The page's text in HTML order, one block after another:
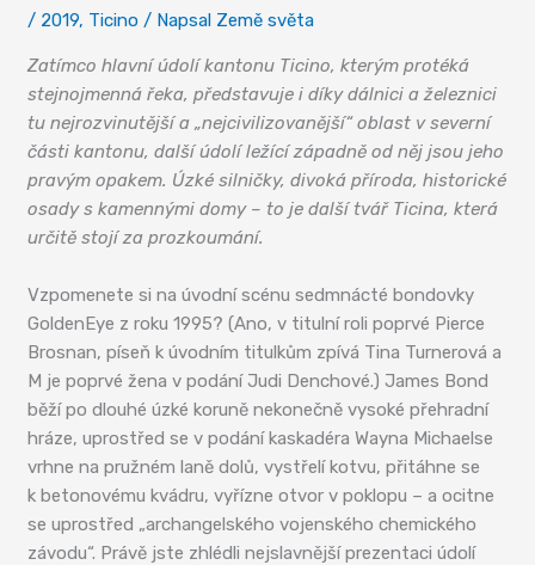
/ 2019, Ticino / Napsal Země světa
Zatímco hlavní údolí kantonu Ticino, kterým protéká
stejnojmenná řeka, představuje i díky dálnici a železnici
tu nejrozvinutější a „nejcivilizovanější“ oblast v severní
části kantonu, další údolí ležící západně od něj jsou jeho
pravým opakem. Úzké silničky, divoká příroda, historické
osady s kamennými domy – to je další tvář Ticina, která
určitě stojí za prozkoumání.
Vzpomenete si na úvodní scénu sedmnácté bondovky
GoldenEye z roku 1995? (Ano, v titulní roli poprvé Pierce
Brosnan, píseň k úvodním titulkům zpívá Tina Turnerová a
M je poprvé žena v podání Judi Denchové.) James Bond
běží po dlouhé úzké koruně nekonečně vysoké přehradní
hráze, uprostřed se v podání kaskadéra Wayna Michaelse
vrhne na pružném laně dolů, vystřelí kotvu, přitáhne se
k betonovému kvádru, vyřízne otvor v poklopu – a ocitne
se uprostřed „archangelského vojenského chemického
závodu“. Právě jste zhlédli nejslavnější prezentaci údolí